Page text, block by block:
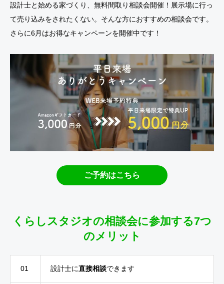
設計士と始める家づくり、無料間取り相談会開催！展示場に行っ
て売り込みをされたくない。そんな方におすすめの相談会です。
さらに6月はお得なキャンペーンを開催中です！
ご予約はこちら
くらしスタジオの相談会に参加する7つ
のメリット
01 設計士に直接相談できます